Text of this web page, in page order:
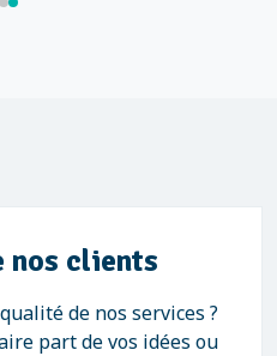
nos clients
de nos services ?
part de vos idées ou